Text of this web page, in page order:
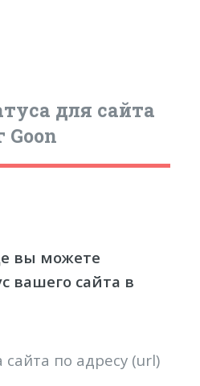
для сайта
Goon
вы можете
вашего сайта в
сайта по адресу (url)